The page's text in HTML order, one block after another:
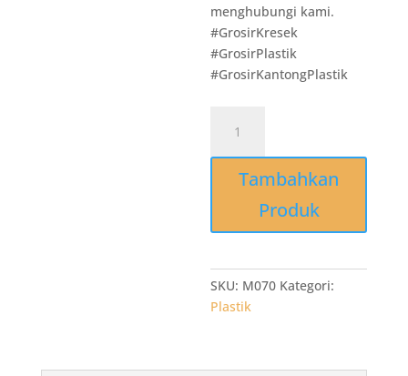
menghubungi kami.
#GrosirKresek
#GrosirPlastik
#GrosirKantongPlastik
M070
Plastik
Sampah
Hitam
LDPE
Tambahkan
Produk
SKU: M070 Kategori:
Plastik